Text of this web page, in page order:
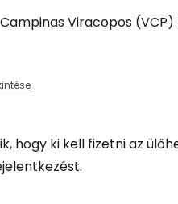
Viracopos
hogy ki kell fizetni az